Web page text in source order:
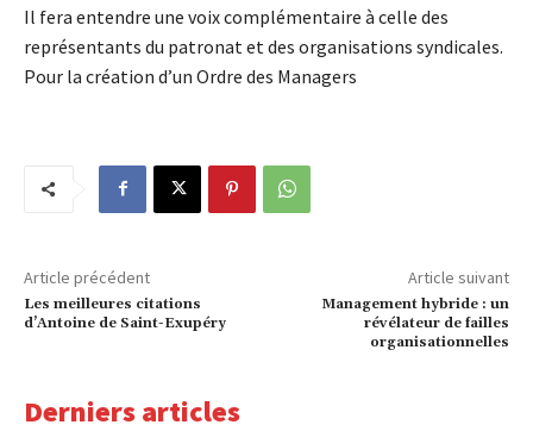
Il fera entendre une voix complémentaire à celle des
représentants du patronat et des organisations syndicales.
Pour la création d’un Ordre des Managers
Article précédent
Les meilleures citations
d’Antoine de Saint-Exupéry
Article suivant
Management hybride : un
révélateur de failles
organisationnelles
Derniers articles